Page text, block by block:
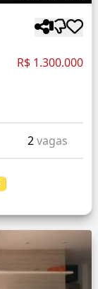
R$ 1.300.000
2vagas